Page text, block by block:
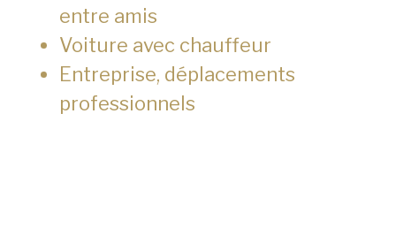
entre amis
Voiture avec chauffeur
Entreprise, déplacements
professionnels